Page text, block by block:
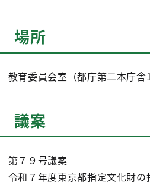
場所
育委員会室（都庁第二本庁舎
議案
７９号議案
和７年度東京都指定文化財の